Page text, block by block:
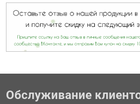
Обслуживание